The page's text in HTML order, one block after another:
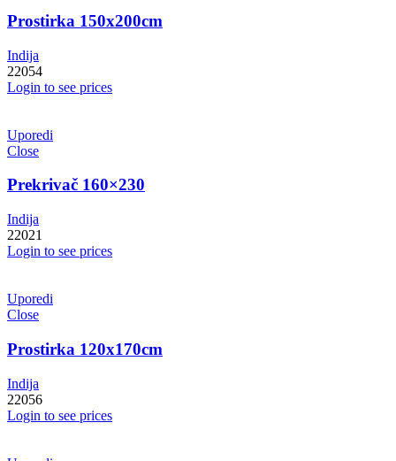
Prostirka 150x200cm
Indija
22054
Login to see prices
Uporedi
Close
Prekrivač 160×230
Indija
22021
Login to see prices
Uporedi
Close
Prostirka 120x170cm
Indija
22056
Login to see prices